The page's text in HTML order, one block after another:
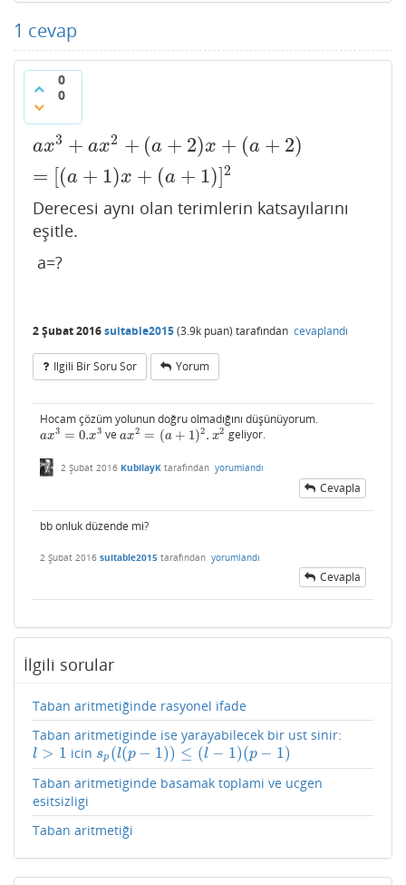
1 cevap
0
0
ax3 + ax2 + (a + 2)x + (a + 2)
= [(a + 1)x + (a + 1)]2
ax3+ ax 2+(a +2) x+(a+2)=[(a +1 )x+ a+ 1)]
Derecesi aynı olan terimlerin katsayılarını
eşitle.
a=?
2 Şubat 2016suitable2015(3.9k puan) tarafından cevaplandı
Ilgili Bir Soru Sor Yorum
Hocam çözüm yolunun doğru olmadığını düşünüyorum.
ax3 = 0.x3
ax3= 0.x 3 veax2 = (a + 1)2. x2
ax2= (a +1)2.x 2 geliyor.
2 Şubat 2016 KubilayK tarafından yorumlandı
Cevapla
bb onluk düzende mi?
2 Şubat 2016 suitable2015 tarafından yorumlandı
Cevapla
İlgili sorular
Taban aritmetiğinde rasyonel ifade
Taban aritmetiginde ise yarayabilecek bir ust sinir:
l > 1
l>1 icin sp (l(p − 1)) ≤ (l − 1)(p − 1)
sp(l(p− 1)) ≤(l−1 )(p −1 )
Taban aritmetiginde basamak toplami ve ucgen
esitsizligi
Taban aritmetiği